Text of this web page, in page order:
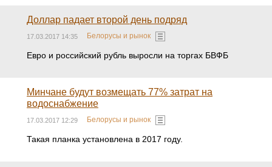
Доллар падает второй день подряд
17.03.2017 14:35 Белорусы и рынок
Евро и российский рубль выросли на торгах БВФБ
Минчане будут возмещать 77% затрат на
водоснабжение
17.03.2017 12:29 Белорусы и рынок
Такая планка установлена в 2017 году.